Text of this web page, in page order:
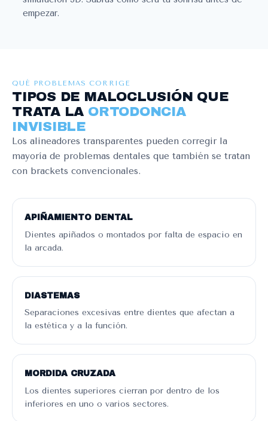
empezar.
QUÉ PROBLEMAS CORRIGE
TIPOS DE MALOCLUSIÓN QUE
TRATA LA ORTODONCIA
INVISIBLE
Los alineadores transparentes pueden corregir la
mayoría de problemas dentales que también se tratan
con brackets convencionales.
APIÑAMIENTO DENTAL
Dientes apiñados o montados por falta de espacio en
la arcada.
DIASTEMAS
Separaciones excesivas entre dientes que afectan a
la estética y a la función.
MORDIDA CRUZADA
Los dientes superiores cierran por dentro de los
inferiores en uno o varios sectores.